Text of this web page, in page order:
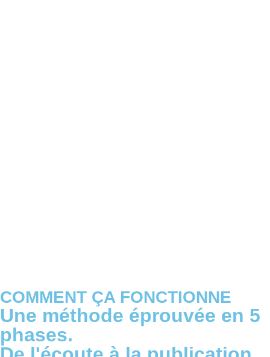
COMMENT ÇA FONCTIONNE
Une méthode éprouvée en 5
phases.